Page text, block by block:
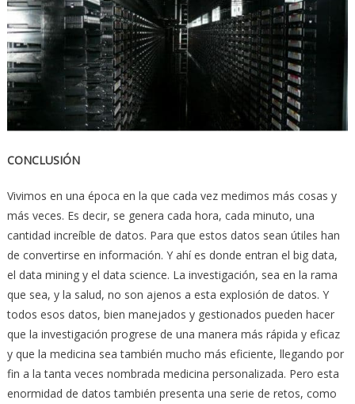
CONCLUSIÓN
Vivimos en una época en la que cada vez medimos más cosas y
más veces. Es decir, se genera cada hora, cada minuto, una
cantidad increíble de datos. Para que estos datos sean útiles han
de convertirse en información. Y ahí es donde entran el big data,
el data mining y el data science. La investigación, sea en la rama
que sea, y la salud, no son ajenos a esta explosión de datos. Y
todos esos datos, bien manejados y gestionados pueden hacer
que la investigación progrese de una manera más rápida y eficaz
y que la medicina sea también mucho más eficiente, llegando por
fin a la tanta veces nombrada medicina personalizada. Pero esta
enormidad de datos también presenta una serie de retos, como